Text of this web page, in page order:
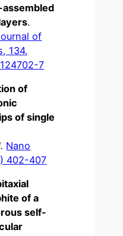
.
of
134,
7
of
of single
Nano
402-407
of a
self-